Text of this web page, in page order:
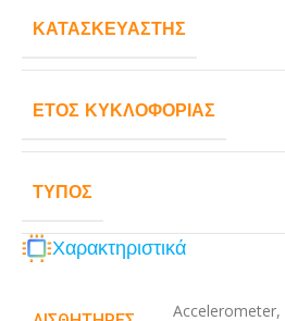
ΚΑΤΑΣΚΕΥΑΣΤΉΣ
ΈΤΟΣ ΚΥΚΛΟΦΟΡΊΑΣ
ΤΎΠΟΣ
Χαρακτηριστικά
Accelerometer,